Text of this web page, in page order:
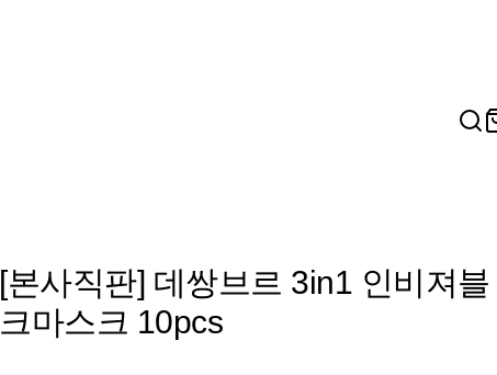
[본사직판] 데쌍브르 3in1 인비져블
크마스크 10pcs